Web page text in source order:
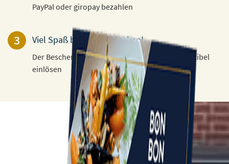
PayPal oder giropay bezahlen
3 Viel Spaß beim Verschenken!
Der Beschenkte kann den Gutschein 3 Jahre flexibel
einlösen